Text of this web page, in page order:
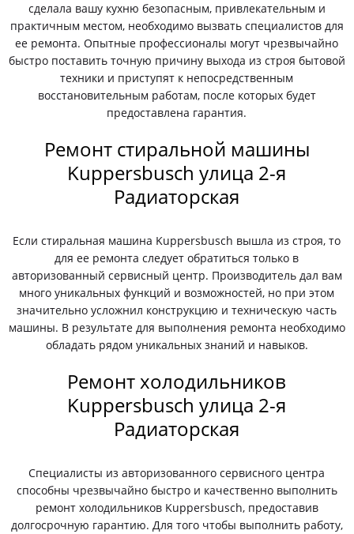
сделала вашу кухню безопасным, привлекательным и
практичным местом, необходимо вызвать специалистов для
ее ремонта. Опытные профессионалы могут чрезвычайно
быстро поставить точную причину выхода из строя бытовой
техники и приступят к непосредственным
восстановительным работам, после которых будет
предоставлена гарантия.
Ремонт стиральной машины
Kuppersbusch улица 2-я
Радиаторская
Если стиральная машина Kuppersbusch вышла из строя, то
для ее ремонта следует обратиться только в
авторизованный сервисный центр. Производитель дал вам
много уникальных функций и возможностей, но при этом
значительно усложнил конструкцию и техническую часть
машины. В результате для выполнения ремонта необходимо
обладать рядом уникальных знаний и навыков.
Ремонт холодильников
Kuppersbusch улица 2-я
Радиаторская
Специалисты из авторизованного сервисного центра
способны чрезвычайно быстро и качественно выполнить
ремонт холодильников Kuppersbusch, предоставив
долгосрочную гарантию. Для того чтобы выполнить работу,